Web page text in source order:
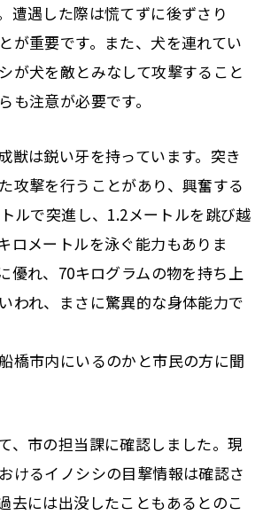
遭遇した際は慌てずに後ずさり
が重要です。また、犬を連れてい
が犬を敵とみなして攻撃すること
も注意が必要です。
獣は鋭い牙を持っています。突き
攻撃を行うことがあり、興奮する
ルで突進し、1.2メートルを跳び越
ロメートルを泳ぐ能力もありま
優れ、70キログラムの物を持ち上
われ、まさに驚異的な身体能力で
橋市内にいるのかと市民の方に聞
、市の担当課に確認しました。現
けるイノシシの目撃情報は確認さ
去には出没したこともあるとのこ